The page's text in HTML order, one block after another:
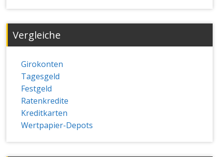
Vergleiche
Girokonten
Tagesgeld
Festgeld
Ratenkredite
Kreditkarten
Wertpapier-Depots